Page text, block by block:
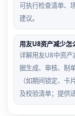
可执行检查清单、
建议。
用友U8资产减少怎
详解用友U8中资产
据生成、审核、制
（如期间锁定、
及校验清单；提供